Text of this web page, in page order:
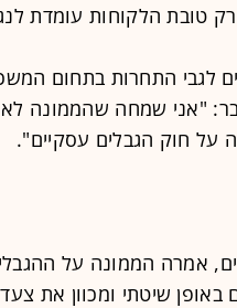
טובת הלקוחות עומדת
לגבי התחרות בתחום
"אני שמחה שהממונה
על חוק הגבלים עסקיים".
אמרה הממונה על
שיטתי ומכוון את